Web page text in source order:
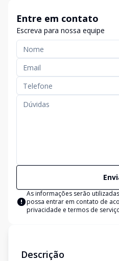
Entre em contato
Escreva para nossa equipe
As informações serão
possa entrar em contato de
privacidade e termos de
Descrição